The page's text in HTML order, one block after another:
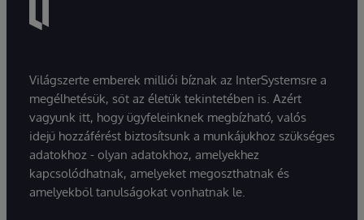
Világszerte emberek milliói bíznak az InterSystemsre a
megélhetésük, sőt az életük tekintetében is. Azért
vagyunk itt, hogy ügyfeleinknek megbízható, valós
idejű hozzáférést biztosítsunk a munkájukhoz szükséges
adatokhoz - olyan adatokhoz, amelyekhez
kapcsolódhatnak, amelyeket megoszthatnak és
amelyekből tanulságokat vonhatnak le.